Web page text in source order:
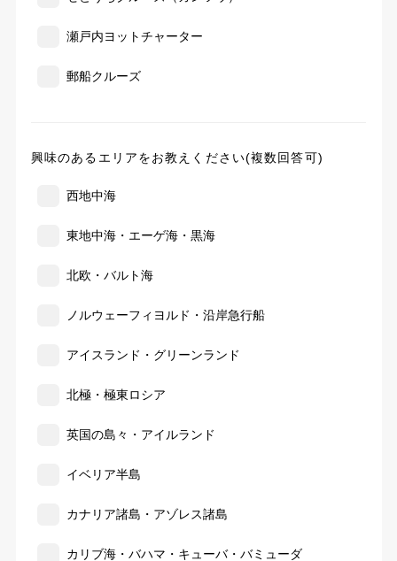
瀬戸内ヨットチャーター
郵船クルーズ
興味のあるエリアをお教えください(複数回答可)
西地中海
東地中海・エーゲ海・黒海
北欧・バルト海
ノルウェーフィヨルド・沿岸急行船
アイスランド・グリーンランド
北極・極東ロシア
英国の島々・アイルランド
イベリア半島
カナリア諸島・アゾレス諸島
カリブ海・バハマ・キューバ・バミューダ